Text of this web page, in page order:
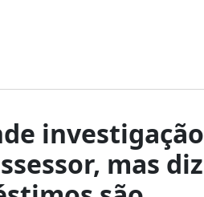
investigação
mas diz